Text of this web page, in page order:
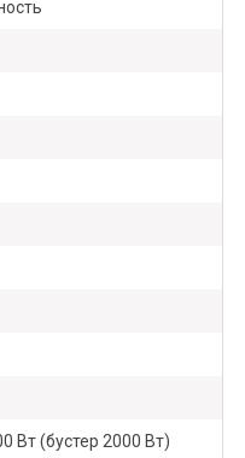
Вт (бустер 2000 Вт)